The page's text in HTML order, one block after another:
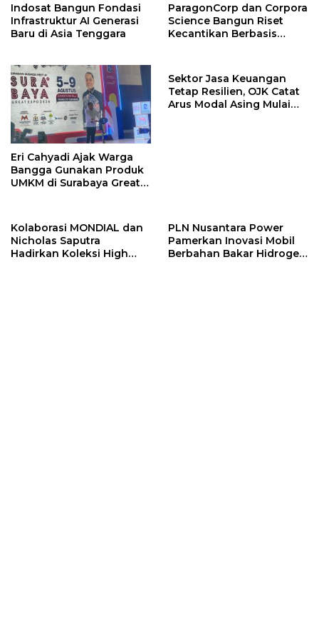
Indosat Bangun Fondasi
Infrastruktur AI Generasi
Baru di Asia Tenggara
ParagonCorp dan Corpora
Science Bangun Riset
Kecantikan Berbasis
Eri Cahyadi Ajak Warga
Bangga Gunakan Produk
UMKM di Surabaya Great
Sektor Jasa Keuangan
Tetap Resilien, OJK Catat
Arus Modal Asing Mulai
Kolaborasi MONDIAL dan
Nicholas Saputra
Hadirkan Koleksi High
PLN Nusantara Power
Pamerkan Inovasi Mobil
Berbahan Bakar Hidrogen